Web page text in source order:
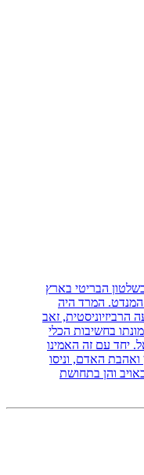
מרד בשלטון הבריטי בארץ
המרד היה
הרביזיוניסטית, זאב
בחשיבות הכלי
יחד עם זה האמינו
ואהבת האדם, וניסו
והן בתחושת